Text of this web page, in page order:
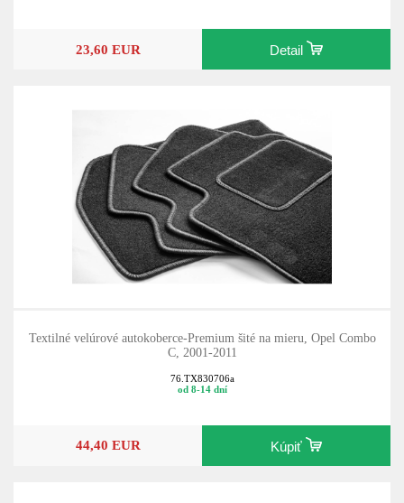
23,60 EUR Detail
Textilné velúrové autokoberce-Premium šité na mieru, Opel Combo
C, 2001-2011
76.TX830706a
od 8-14 dní
44,40 EUR Kúpiť